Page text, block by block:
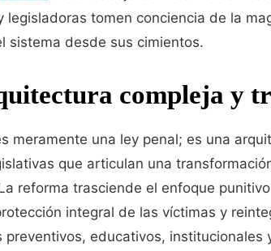
legisladoras tomen conciencia de la
sistema desde sus cimientos.
compleja y
meramente una ley penal; es una
que articulan una
reforma trasciende el enfoque
integral de las víctimas y
preventivos, educativos, institucionales